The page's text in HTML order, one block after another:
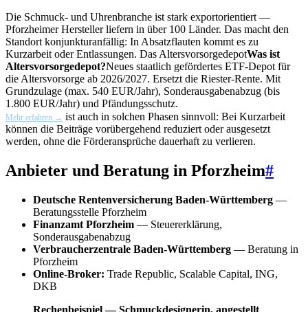
Die Schmuck- und Uhrenbranche ist stark exportorientiert —
Pforzheimer Hersteller liefern in über 100 Länder. Das macht den
Standort konjunkturanfällig: In Absatzflauten kommt es zu
Kurzarbeit oder Entlassungen. Das AltersvorsorgedepotWas ist
Altersvorsorgedepot?Neues staatlich gefördertes ETF-Depot für
die Altersvorsorge ab 2026/2027. Ersetzt die Riester-Rente. Mit
Grundzulage (max. 540 EUR/Jahr), Sonderausgabenabzug (bis
1.800 EUR/Jahr) und Pfändungsschutz.
Mehr erfahren → ist auch in solchen Phasen sinnvoll: Bei Kurzarbeit
können die Beiträge vorübergehend reduziert oder ausgesetzt
werden, ohne die Förderansprüche dauerhaft zu verlieren.
Anbieter und Beratung in Pforzheim#
Deutsche Rentenversicherung Baden-Württemberg —
Beratungsstelle Pforzheim
Finanzamt Pforzheim — Steuererklärung,
Sonderausgabenabzug
Verbraucherzentrale Baden-Württemberg — Beratung in
Pforzheim
Online-Broker: Trade Republic, Scalable Capital, ING,
DKB
Rechenbeispiel — Schmuckdesignerin, angestellt